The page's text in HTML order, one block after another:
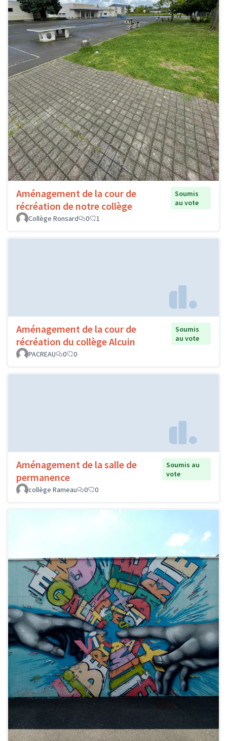
Aménagement de la cour de
récréation de notre collège
Soumis
au vote
Collège Ronsard
0 1
Aménagement de la cour de
récréation du collège Alcuin
Soumis
au vote
PACREAU
0 0
Aménagement de la salle de
permanence
Soumis au
vote
collège Rameau
0 0